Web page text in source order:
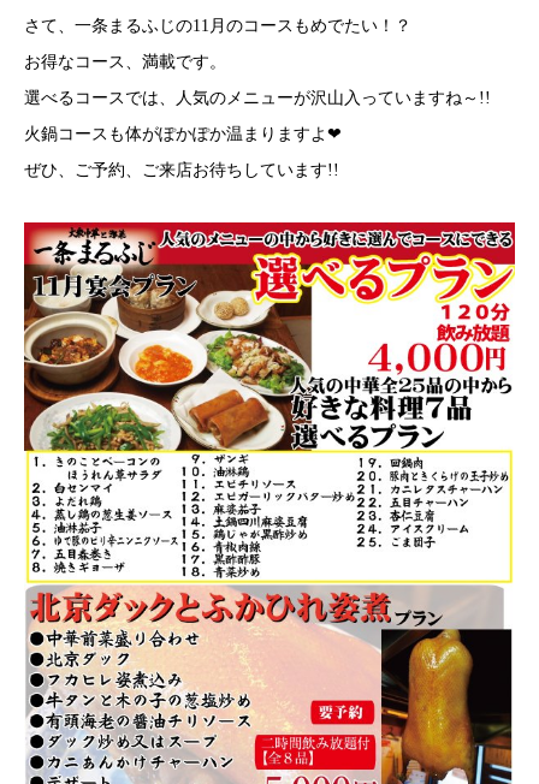
さて、一条まるふじの11月のコースもめでたい！？
お得なコース、満載です。
選べるコースでは、人気のメニューが沢山入っていますね～!!
火鍋コースも体がぽかぽか温まりますよ❤
ぜひ、ご予約、ご来店お待ちしています!!